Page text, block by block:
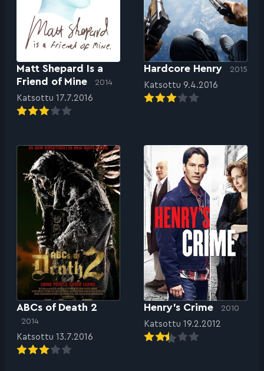
Matt Shepard Is a
Friend of Mine
2014
Katsottu 17.7.2016
Hardcore Henry 2015
Katsottu 9.4.2016
ABCs of Death 2
2014
Katsottu 13.7.2016
Henry’s Crime 2010
Katsottu 19.2.2012